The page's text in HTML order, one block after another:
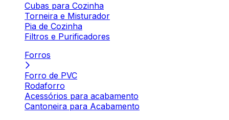
Cubas para Cozinha
Torneira e Misturador
Pia de Cozinha
Filtros e Purificadores
Forros
Forro de PVC
Rodaforro
Acessórios para acabamento
Cantoneira para Acabamento